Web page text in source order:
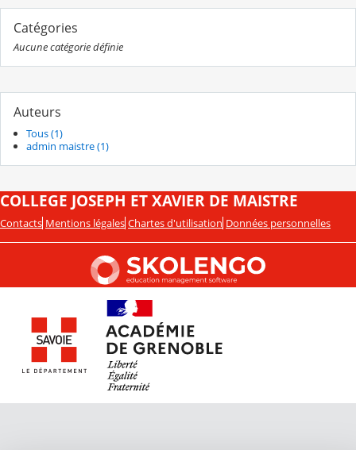
Catégories
Aucune catégorie définie
Auteurs
Tous (1)
admin maistre (1)
COLLEGE JOSEPH ET XAVIER DE MAISTRE
Contacts Mentions légales Chartes d'utilisation Données personnelles